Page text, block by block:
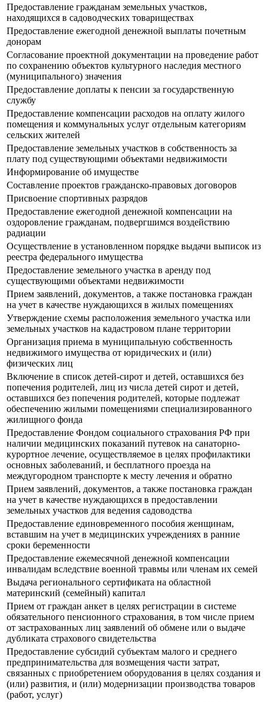
Предоставление гражданам земельных участков,
находящихся в садоводческих товариществах
Предоставление ежегодной денежной выплаты почетным
донорам
Согласование проектной документации на проведение работ
по сохранению объектов культурного наследия местного
(муниципального) значения
Предоставление доплаты к пенсии за государственную
службу
Предоставление компенсации расходов на оплату жилого
помещения и коммунальных услуг отдельным категориям
сельских жителей
Предоставление земельных участков в собственность за
плату под существующими объектами недвижимости
Информирование об имуществе
Составление проектов гражданско-правовых договоров
Присвоение спортивных разрядов
Предоставление ежегодной денежной компенсации на
оздоровление гражданам, подвергшимся воздействию
радиации
Осуществление в установленном порядке выдачи выписок из
реестра федерального имущества
Предоставление земельного участка в аренду под
существующими объектами недвижимости
Прием заявлений, документов, а также постановка граждан
на учет в качестве нуждающихся в жилых помещениях
Утверждение схемы расположения земельного участка или
земельных участков на кадастровом плане территории
Организация приема в муниципальную собственность
недвижимого имущества от юридических и (или)
физических лиц
Включение в список детей-сирот и детей, оставшихся без
попечения родителей, лиц из числа детей сирот и детей,
оставшихся без попечения родителей, которые подлежат
обеспечению жилыми помещениями специализированного
жилищного фонда
Предоставление Фондом социального страхования РФ при
наличии медицинских показаний путевок на санаторно-
курортное лечение, осуществляемое в целях профилактики
основных заболеваний, и бесплатного проезда на
междугородном транспорте к месту лечения и обратно
Прием заявлений, документов, а также постановка граждан
на учет в качестве нуждающихся в предоставлении
земельных участков для ведения садоводства
Предоставление единовременного пособия женщинам,
вставшим на учет в медицинских учреждениях в ранние
сроки беременности
Предоставление ежемесячной денежной компенсации
инвалидам вследствие военной травмы или членам их семей
Выдача регионального сертификата на областной
материнский (семейный) капитал
Прием от граждан анкет в целях регистрации в системе
обязательного пенсионного страхования, в том числе прием
от застрахованных лиц заявлений об обмене или о выдаче
дубликата страхового свидетельства
Предоставление субсидий субъектам малого и среднего
предпринимательства для возмещения части затрат,
связанных с приобретением оборудования в целях создания и
(или) развития, и (или) модернизации производства товаров
(работ, услуг)